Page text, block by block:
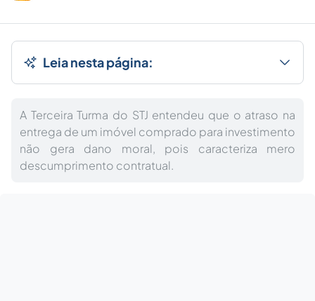
Leia nesta página:
A Terceira Turma do STJ entendeu que o atraso na
entrega de um imóvel comprado para investimento
não gera dano moral, pois caracteriza mero
descumprimento contratual.